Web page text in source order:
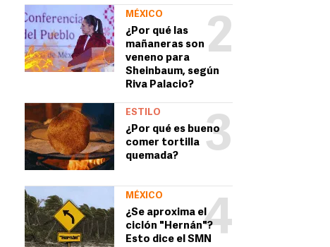
2
MÉXICO
¿Por qué las
mañaneras son
veneno para
Sheinbaum, según
Riva Palacio?
3
ESTILO
¿Por qué es bueno
comer tortilla
quemada?
4
MÉXICO
¿Se aproxima el
ciclón "Hernán"?
Esto dice el SMN